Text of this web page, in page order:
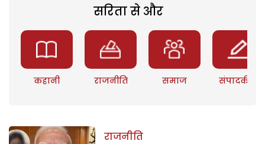
सरिता से और
कहानी राजनीति समाज संपादकीय
राजनीति